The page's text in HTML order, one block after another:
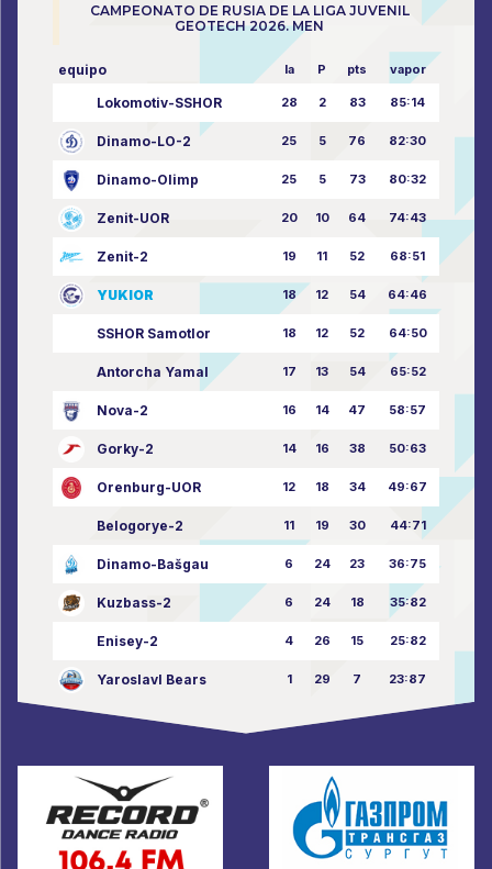
CAMPEONATO DE RUSIA DE LA LIGA JUVENIL
GEOTECH 2026. MEN
equipo la P pts vapor
Lokomotiv-SSHOR 28 2 83 85:14
Dinamo-LO-2 25 5 76 82:30
Dinamo-Olimp 25 5 73 80:32
Zenit-UOR 20 10 64 74:43
Zenit-2 19 11 52 68:51
YUKIOR 18 12 54 64:46
SSHOR Samotlor 18 12 52 64:50
Antorcha Yamal 17 13 54 65:52
Nova-2 16 14 47 58:57
Gorky-2 14 16 38 50:63
Orenburg-UOR 12 18 34 49:67
Belogorye-2 11 19 30 44:71
Dinamo-Bašgau 6 24 23 36:75
Kuzbass-2 6 24 18 35:82
Enisey-2 4 26 15 25:82
Yaroslavl Bears 1 29 7 23:87